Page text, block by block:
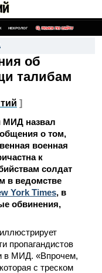
НЕКРОЛОГ ПОИСК ПО САЙТУ
об
талибам
]
МИД назвал
о том,
военная
к
солдат
в ведомстве
York Times, в
обвинения,
пропагандистов
в МИД. «Впрочем,
с треском